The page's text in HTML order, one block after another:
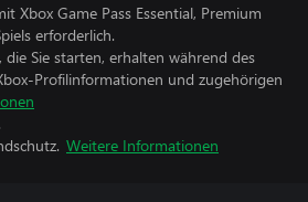
Xbox Game Pass Essential, Premium
erforderlich.
die Sie starten, erhalten während des
Profilinformationen und zugehörigen
Weitere Informationen